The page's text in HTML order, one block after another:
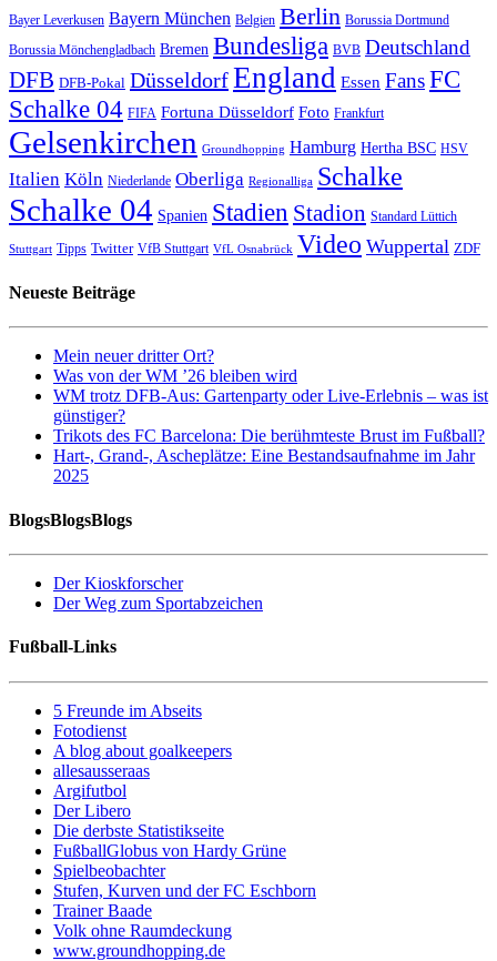
Bayer Leverkusen Bayern München Belgien Berlin Borussia Dortmund
Borussia Mönchengladbach Bremen Bundesliga BVB Deutschland
DFB DFB-Pokal DüsseldorfEngland Essen FansFC
Schalke 04 FIFA Fortuna Düsseldorf Foto Frankfurt
Gelsenkirchen Groundhopping Hamburg Hertha BSC HSV
Italien Köln Niederlande Oberliga Regionalliga Schalke
Schalke 04 Spanien Stadien Stadion Standard Lüttich
Stuttgart Tipps Twitter VfB Stuttgart VfL Osnabrück Video Wuppertal ZDF
Neueste Beiträge
Mein neuer dritter Ort?
Was von der WM ’26 bleiben wird
WM trotz DFB-Aus: Gartenparty oder Live-Erlebnis – was ist
günstiger?
Trikots des FC Barcelona: Die berühmteste Brust im Fußball?
Hart-, Grand-, Ascheplätze: Eine Bestandsaufnahme im Jahr
2025
BlogsBlogsBlogs
Der Kioskforscher
Der Weg zum Sportabzeichen
Fußball-Links
5 Freunde im Abseits
Fotodienst
A blog about goalkeepers
allesausseraas
Argifutbol
Der Libero
Die derbste Statistikseite
FußballGlobus von Hardy Grüne
Spielbeobachter
Stufen, Kurven und der FC Eschborn
Trainer Baade
Volk ohne Raumdeckung
www.groundhopping.de